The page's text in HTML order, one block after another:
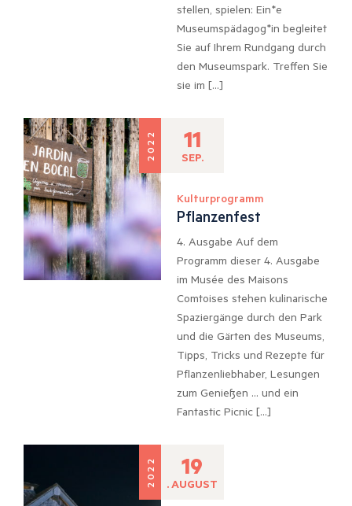
stellen, spielen: Ein*e
Museumspädagog*in begleitet
Sie auf Ihrem Rundgang durch
den Museumspark. Treffen Sie
sie im […]
2022 11
SEP.
Kulturprogramm
Pflanzenfest
4. Ausgabe Auf dem
Programm dieser 4. Ausgabe
im Musée des Maisons
Comtoises stehen kulinarische
Spaziergänge durch den Park
und die Gärten des Museums,
Tipps, Tricks und Rezepte für
Pflanzenliebhaber, Lesungen
zum Genießen … und ein
Fantastic Picnic […]
2022 19
. AUGUST